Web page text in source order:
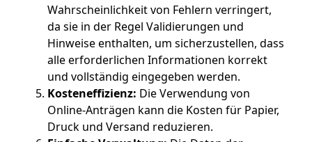
Wahrscheinlichkeit von Fehlern verringert,
da sie in der Regel Validierungen und
Hinweise enthalten, um sicherzustellen, dass
alle erforderlichen Informationen korrekt
und vollständig eingegeben werden.
Kosteneffizienz: Die Verwendung von
Online-Anträgen kann die Kosten für Papier,
Druck und Versand reduzieren.